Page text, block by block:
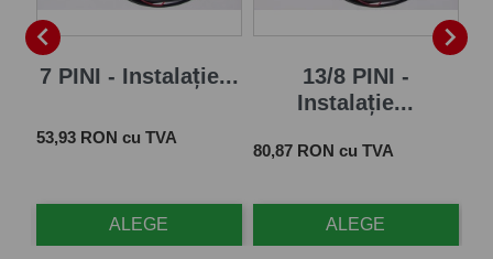

7 PINI - Instalație...
Pret
53,93 RON cu TVA
ALEGE
13/8 PINI -
Instalație...
Pret
80,87 RON cu TVA
ALEGE
